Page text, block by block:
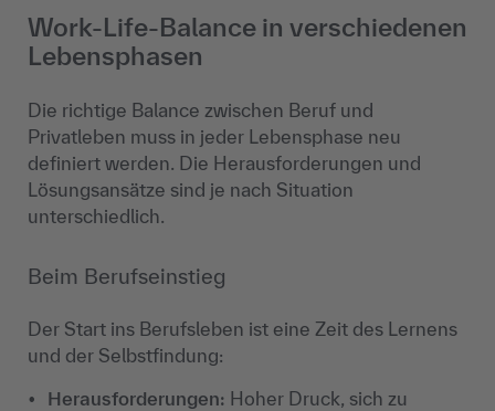
Work-Life-Balance in verschiedenen
Lebensphasen
Die richtige Balance zwischen Beruf und
Privatleben muss in jeder Lebensphase neu
definiert werden. Die Herausforderungen und
Lösungsansätze sind je nach Situation
unterschiedlich.
Beim Berufseinstieg
Der Start ins Berufsleben ist eine Zeit des Lernens
und der Selbstfindung:
Herausforderungen: Hoher Druck, sich zu